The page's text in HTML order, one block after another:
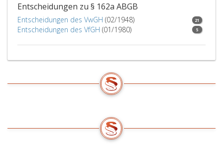
Entscheidungen zu § 162a ABGB
Entscheidungen des VwGH (02/1948) 21
Entscheidungen des VfGH (01/1980) 5